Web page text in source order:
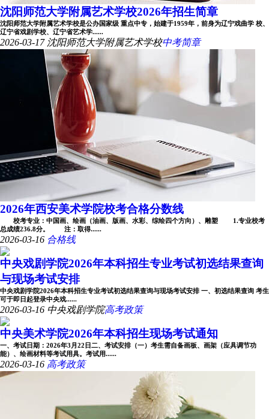
沈阳师范大学附属艺术学校2026年招生简章
沈阳师范大学附属艺术学校是公办国家级 重点中专，始建于1959年，前身为辽宁戏曲学 校、
辽宁省戏剧学校、辽宁省艺术学......
2026-03-17 沈阳师范大学附属艺术学校中考简章
2026年西安美术学院校考合格分数线
校考专业：中国画、绘画（油画、版画、水彩、综绘四个方向）、雕塑 1.专业校考
总成绩236.8分。 注：取得......
2026-03-16 合格线
中央戏剧学院2026年本科招生专业考试初选结果查询
与现场考试安排
中央戏剧学院2026年本科招生专业考试初选结果查询与现场考试安排 一、初选结果查询 考生
可于即日起登录中央戏......
2026-03-16 中央戏剧学院高考政策
中央美术学院2026年本科招生现场考试通知
一、考试日期：2026年3月22日二、考试安排（一）考生需自备画板、画架（应具调节功
能）、绘画材料等考试用具。考试用......
2026-03-16 高考政策